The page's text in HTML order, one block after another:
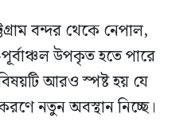
বন্দর থেকে নেপাল,
উপকৃত হতে পারে
আরও স্পষ্ট হয় যে
নতুন অবস্থান নিচ্ছে।